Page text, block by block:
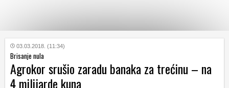
KATEGORIJE
HRVATSKI
WEB
03.03.2018. (11:34)
Brisanje nula
Agrokor srušio zaradu banaka za trećinu – na
4 milijarde kuna